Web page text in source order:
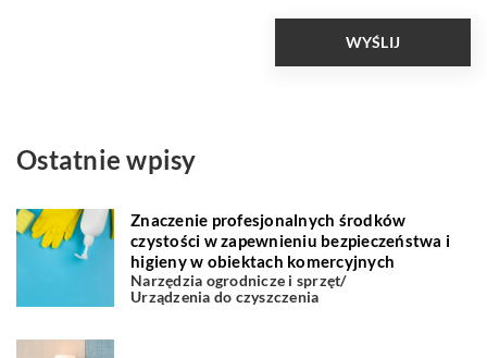
Ostatnie wpisy
Znaczenie profesjonalnych środków
czystości w zapewnieniu bezpieczeństwa i
higieny w obiektach komercyjnych
Narzędzia ogrodnicze i sprzęt/
Urządzenia do czyszczenia